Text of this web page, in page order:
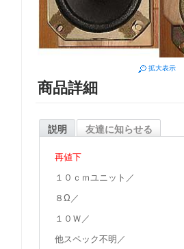
拡大表示
商品詳細
説明 友達に知らせる
再値下
１０ｃｍユニット／
８Ω／
１０Ｗ／
他スペック不明／